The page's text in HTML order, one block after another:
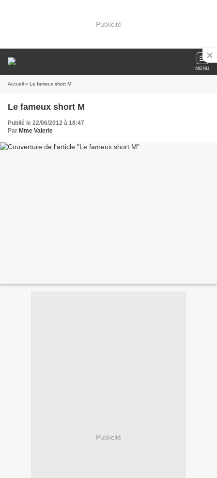
Publicité
MENU
Accueil » Le fameux short M
Le fameux short M
Publié le 22/06/2012 à 18:47
Par Mme Valerie
Publicité